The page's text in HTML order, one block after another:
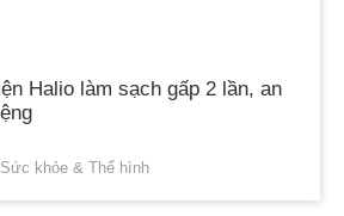
Halio làm sạch gấp 2 lần, an
Sức khỏe & Thể hình